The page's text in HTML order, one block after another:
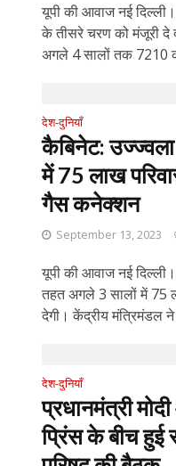
यूपी की आवाज नई
के तीसरे चरण को मंजूरी दे
अगले 4 सालों तक 7210
देश-दुनियाँ
कैबिनेट:
में 75 लाख
गैस कनेक्शन
September 13, 2023
यूपी की आवाज नई
तहत अगले 3 सालों में 75
देगी। केंद्रीय मंत्रिमंडल
देश-दुनियाँ
प्रधानमंत्री
प्रिंस के बीच हुई